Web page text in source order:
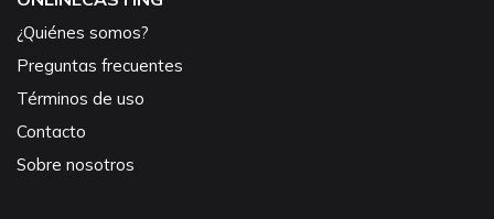
¿Quiénes somos?
Preguntas frecuentes
Términos de uso
Contacto
Sobre nosotros